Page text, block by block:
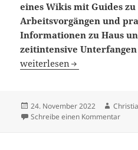
eines Wikis mit Guides zu
Arbeitsvorgängen und
Informationen zu Haus
zeitintensive
Wissenstransfer 2.0 –
weiterlesen
Veröffentlicht
am
24. November 2022 Autor
Schreibe einen Kommentarzu